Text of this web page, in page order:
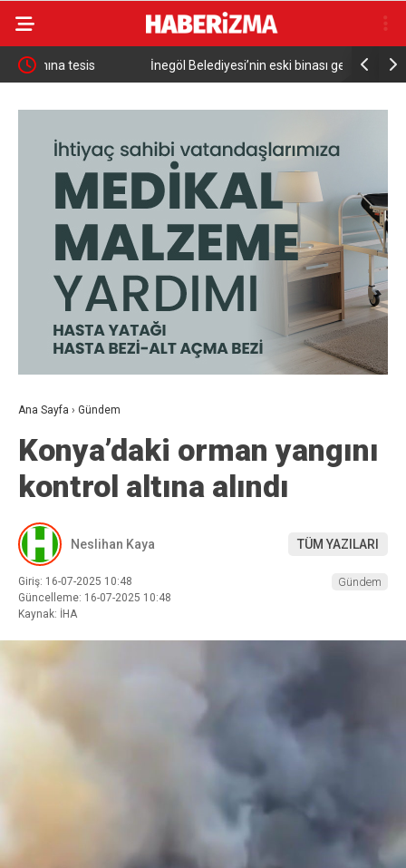
İnegöl Belediyesi’nin eski binası gençlik merkezine Nilüferli
Ana Sayfa › Gündem
Konya’daki orman yangını
kontrol altına alındı
Neslihan Kaya TÜM YAZILARI
Giriş: 16-07-2025 10:48
Güncelleme: 16-07-2025 10:48
Kaynak: İHA
Gündem